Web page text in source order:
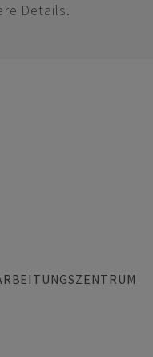
Details.